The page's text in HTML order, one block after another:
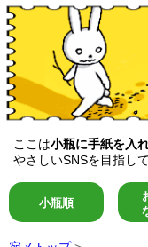
ここは小瓶に手紙を入
やさしいSNSを目指して
小瓶順